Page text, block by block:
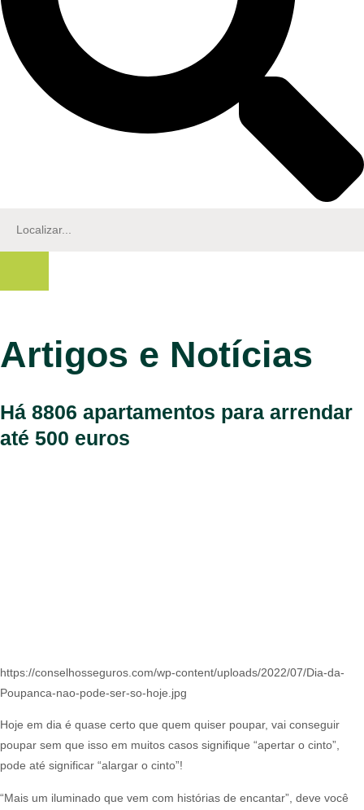
Artigos e Notícias
Há 8806 apartamentos para arrendar
até 500 euros
https://conselhosseguros.com/wp-content/uploads/2022/07/Dia-da-
Poupanca-nao-pode-ser-so-hoje.jpg
Hoje em dia é quase certo que quem quiser poupar, vai conseguir
poupar sem que isso em muitos casos signifique “apertar o cinto”,
pode até significar “alargar o cinto”!​
“Mais um iluminado que vem com histórias de encantar”, deve você